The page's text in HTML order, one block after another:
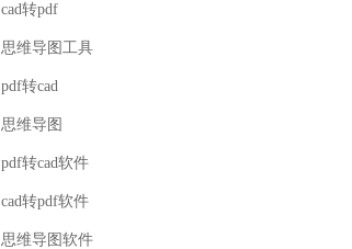
cad转pdf
思维导图工具
pdf转cad
思维导图
pdf转cad软件
cad转pdf软件
思维导图软件